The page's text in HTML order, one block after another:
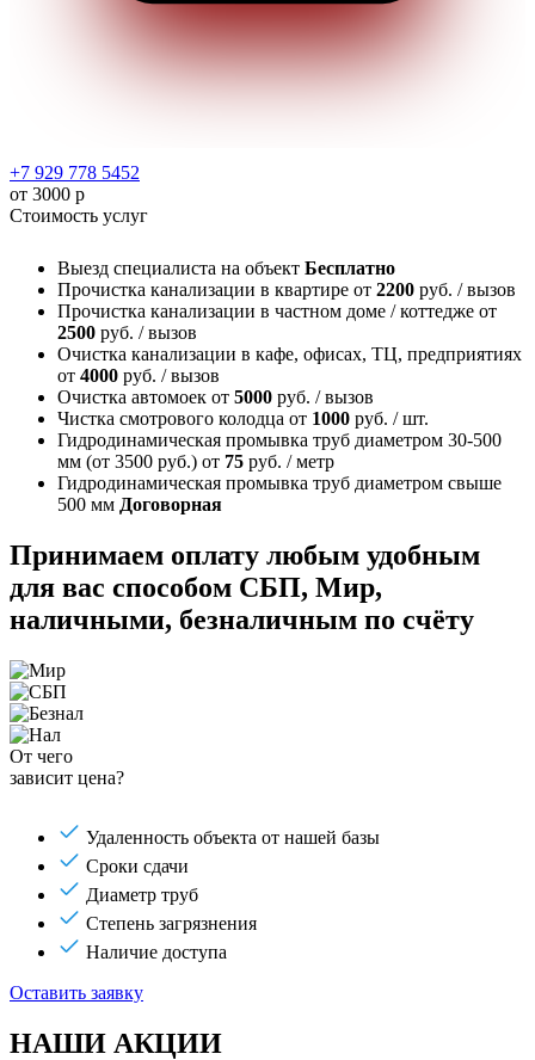
+7 929 778 5452
от 3000 р
Стоимость услуг
Выезд специалиста на объект Бесплатно
Прочистка канализации в квартире от 2200 руб. / вызов
Прочистка канализации в частном доме / коттедже от
2500 руб. / вызов
Очистка канализации в кафе, офисах, ТЦ, предприятиях
от 4000 руб. / вызов
Очистка автомоек от 5000 руб. / вызов
Чистка смотрового колодца от 1000 руб. / шт.
Гидродинамическая промывка труб диаметром 30-500
мм (от 3500 руб.) от 75 руб. / метр
Гидродинамическая промывка труб диаметром свыше
500 мм Договорная
Принимаем оплату любым удобным
для вас способом СБП, Мир,
наличными, безналичным по счёту
От чего
зависит цена?
Удаленность объекта от нашей базы
Сроки сдачи
Диаметр труб
Степень загрязнения
Наличие доступа
Оставить заявку
НАШИ АКЦИИ